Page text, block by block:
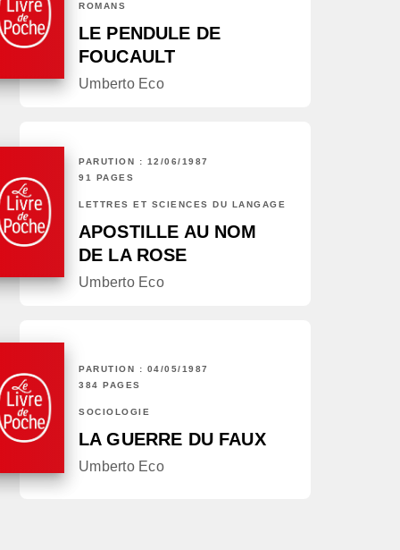
ROMANS
LE PENDULE DE
FOUCAULT
Umberto Eco
PARUTION : 12/06/1987
91 PAGES
LETTRES ET SCIENCES DU LANGAGE
APOSTILLE AU NOM
DE LA ROSE
Umberto Eco
PARUTION : 04/05/1987
384 PAGES
SOCIOLOGIE
LA GUERRE DU FAUX
Umberto Eco